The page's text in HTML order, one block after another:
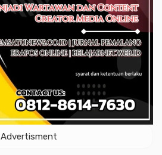
Advertisment